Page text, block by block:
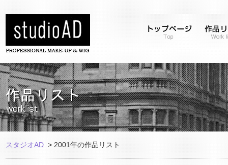
スタジオAD > 2001年の作品リスト